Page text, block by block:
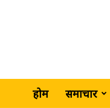
होम समाचार